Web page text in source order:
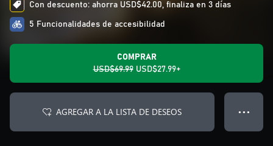
Con descuento: ahorra USD$42.00, finaliza en 3 días
5 Funcionalidades de accesibilidad
COMPRAR
USD$69.99 USD$27.99+
AGREGAR A LA LISTA DE DESEOS ● ● ●